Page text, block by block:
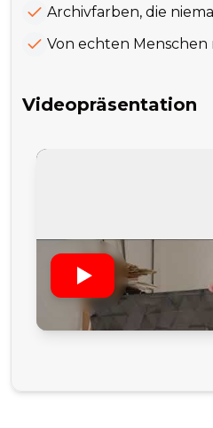
Archivfarben, die
Von echten
Videopräsentation